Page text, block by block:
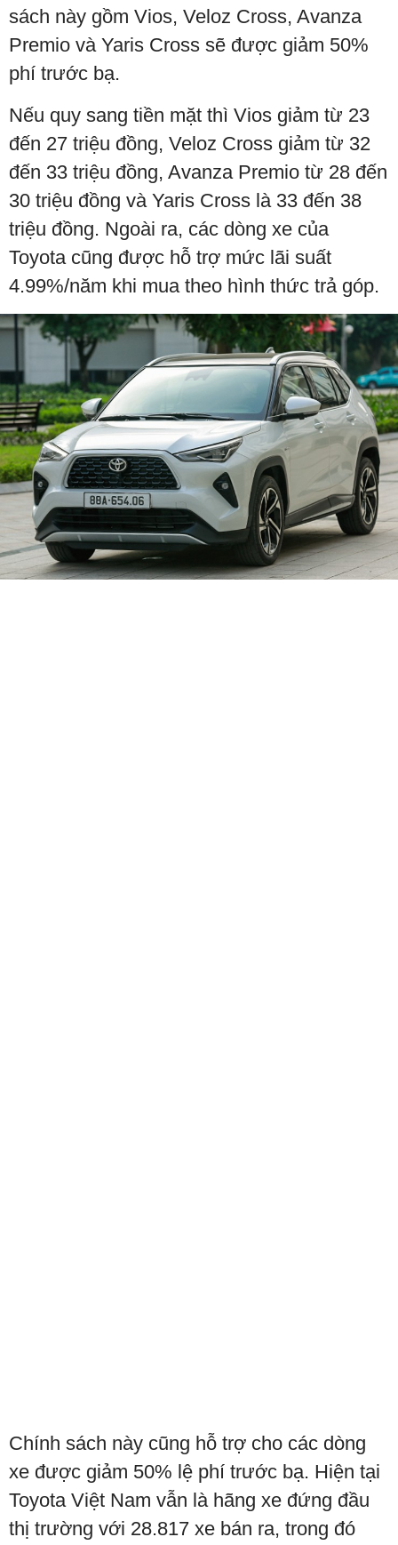
sách này gồm Vios, Veloz Cross, Avanza
Premio và Yaris Cross sẽ được giảm 50%
phí trước bạ.
Nếu quy sang tiền mặt thì Vios giảm từ 23
đến 27 triệu đồng, Veloz Cross giảm từ 32
đến 33 triệu đồng, Avanza Premio từ 28 đến
30 triệu đồng và Yaris Cross là 33 đến 38
triệu đồng. Ngoài ra, các dòng xe của
Toyota cũng được hỗ trợ mức lãi suất
4.99%/năm khi mua theo hình thức trả góp.
Chính sách này cũng hỗ trợ cho các dòng
xe được giảm 50% lệ phí trước bạ. Hiện tại
Toyota Việt Nam vẫn là hãng xe đứng đầu
thị trường với 28.817 xe bán ra, trong đó